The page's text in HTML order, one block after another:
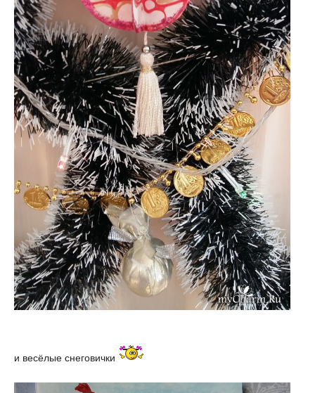
и весёлые снеговички